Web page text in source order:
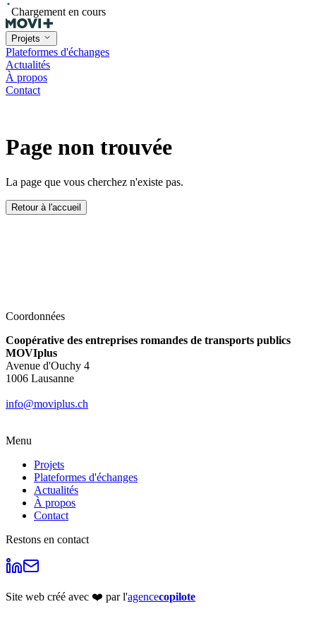
Chargement en cours
Projets
Plateformes d'échanges
Actualités
À propos
Contact
Page non trouvée
La page que vous cherchez n'existe pas.
Retour à l'accueil
Coordonnées
Coopérative des entreprises romandes de transports publics
MOVIplus
Avenue d'Ouchy 4
1006 Lausanne
info@moviplus.ch
Menu
Projets
Plateformes d'échanges
Actualités
À propos
Contact
Restons en contact
Site web créé avec ❤️ par l'agencecopilote